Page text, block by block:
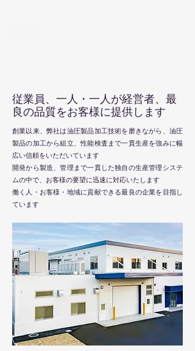
従業員、一人・一人が経営者、最
良の品質をお客様に提供します
創業以来、弊社は油圧製品加工技術を磨きながら、油圧
製品の加工から組立、性能検査まで一貫生産を強みに幅
広い信頼をいただいています
開発から製造、管理まで一貫した独自の生産管理システ
ムの中で、お客様の要望に迅速に対応いたします
働く人・お客様・地域に貢献できる最良の企業を目指し
ています